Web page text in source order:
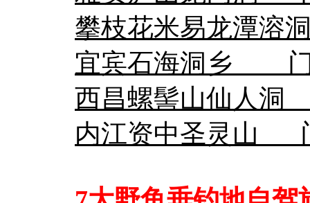
攀枝花米易龙潭
宜宾石海洞乡
西昌螺髻山仙人
内江资中圣灵山